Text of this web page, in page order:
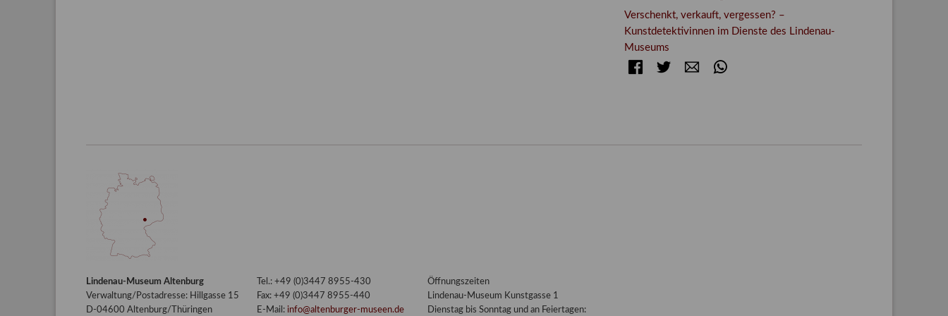
Verschenkt, verkauft, vergessen? –
Kunstdetektivinnen im Dienste des Lindenau-
Museums
FacebookTwitter E-mail
Lindenau-Museum Altenburg
Verwaltung/Postadresse: Hillgasse 15
D-04600 Altenburg/Thüringen
Tel.: +49 (0)3447 8955-430
Fax: +49 (0)3447 8955-440
E-Mail: info@altenburger-museen.de
Öffnungszeiten
Lindenau-Museum Kunstgasse 1
Dienstag bis Sonntag und an Feiertagen: